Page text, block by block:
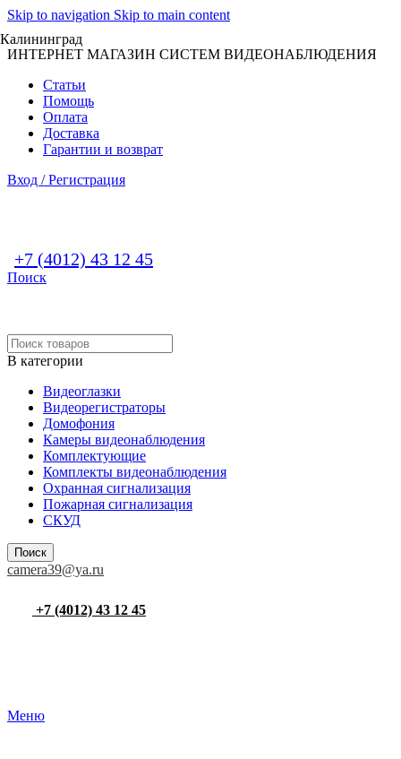
Skip to navigation Skip to main content
Калининград
ИНТЕРНЕТ МАГАЗИН СИСТЕМ ВИДЕОНАБЛЮДЕНИЯ
Статьи
Помощь
Оплата
Доставка
Гарантии и возврат
Вход / Регистрация
+7 (4012) 43 12 45
Поиск
В категории
Видеоглазки
Видеорегистраторы
Домофония
Камеры видеонаблюдения
Комплектующие
Комплекты видеонаблюдения
Охранная сигнализация
Пожарная сигнализация
СКУД
Поиск
camera39@ya.ru
+7 (4012) 43 12 45
Меню